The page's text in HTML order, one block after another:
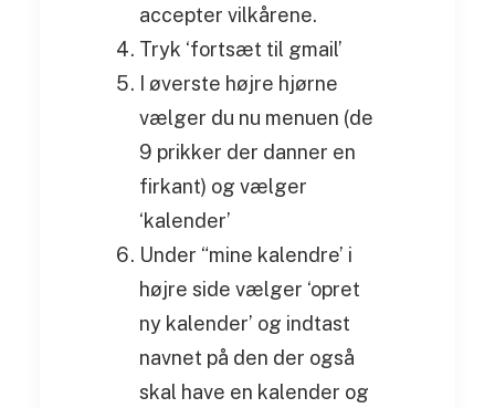
accepter vilkårene.
Tryk ‘fortsæt til gmail’
I øverste højre hjørne
vælger du nu menuen (de
9 prikker der danner en
firkant) og vælger
‘kalender’
Under “mine kalendre’ i
højre side vælger ‘opret
ny kalender’ og indtast
navnet på den der også
skal have en kalender og